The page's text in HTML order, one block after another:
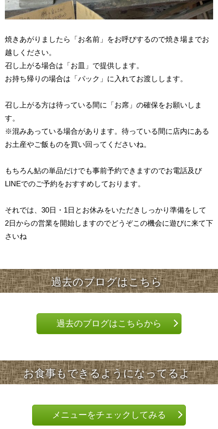
焼きあがりましたら「お名前」をお呼びするので焼き場までお
越しください。
召し上がる場合は「お皿」で提供します。
お持ち帰りの場合は「パック」に入れてお渡しします。
召し上がる方は待っている間に「お席」の確保をお願いしま
す。
※混みあっている場合があります。待っている間に店内にある
お土産やご飯ものを買い回ってくださいね。
もちろん鮎の単品だけでも事前予約できますのでお電話及び
LINEでのご予約をおすすめしております。
それでは、30日・1日とお休みをいただきしっかり準備をして
2日からの営業を開始しますのでどうぞこの機会に遊びに来て下
さいね
過去のブログはこちら
過去のブログはこちらから
お食事もできるようになってるよ
メニューをチェックしてみる